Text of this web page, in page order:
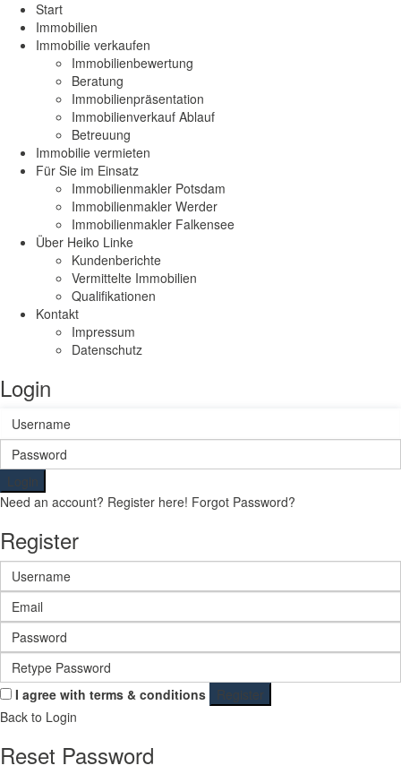
Start
Immobilien
Immobilie verkaufen
Immobilienbewertung
Beratung
Immobilienpräsentation
Immobilienverkauf Ablauf
Betreuung
Immobilie vermieten
Für Sie im Einsatz
Immobilienmakler Potsdam
Immobilienmakler Werder
Immobilienmakler Falkensee
Über Heiko Linke
Kundenberichte
Vermittelte Immobilien
Qualifikationen
Kontakt
Impressum
Datenschutz
Login
Login
Need an account? Register here! Forgot Password?
Register
I agree with terms & conditions
Register
Back to Login
Reset Password